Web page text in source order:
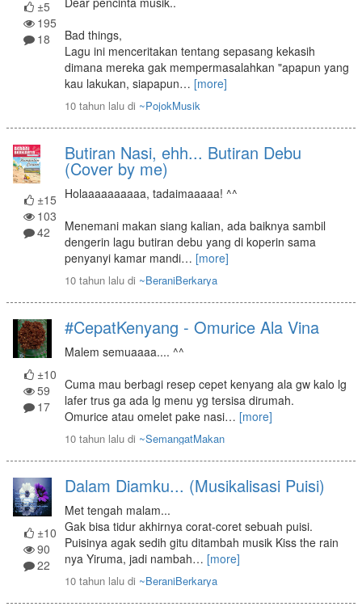
±5
195
18
Bad things,
Lagu ini menceritakan tentang sepasang kekasih
dimana mereka gak mempermasalahkan "apapun yang
kau lakukan, siapapun… [more]
10 tahun laludi ~PojokMusik
±15
103
42
Butiran Nasi, ehh... Butiran Debu
(Cover by me)
Holaaaaaaaaaa, tadaimaaaaa! ^^
Menemani makan siang kalian, ada baiknya sambil
dengerin lagu butiran debu yang di koperin sama
penyanyi kamar mandi… [more]
10 tahun laludi ~BeraniBerkarya
±10
59
17
#CepatKenyang - Omurice Ala Vina
Malem semuaaaa.... ^^
Cuma mau berbagi resep cepet kenyang ala gw kalo lg
lafer trus ga ada lg menu yg tersisa dirumah.
Omurice atau omelet pake nasi… [more]
10 tahun laludi ~SemangatMakan
±10
90
22
Dalam Diamku... (Musikalisasi Puisi)
Met tengah malam...
Gak bisa tidur akhirnya corat-coret sebuah puisi.
Puisinya agak sedih gitu ditambah musik Kiss the rain
nya Yiruma, jadi nambah… [more]
10 tahun laludi ~BeraniBerkarya